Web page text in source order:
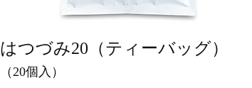
はつづみ20（ティーバッグ）
（20個入）